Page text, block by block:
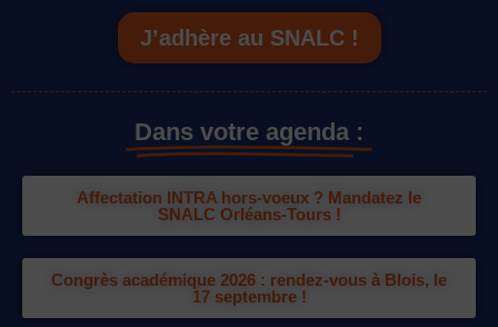
J’adhère au SNALC !
Dans votre agenda :
Affectation INTRA hors-voeux ? Mandatez le
SNALC Orléans-Tours !
Congrès académique 2026 : rendez-vous à Blois, le
17 septembre !